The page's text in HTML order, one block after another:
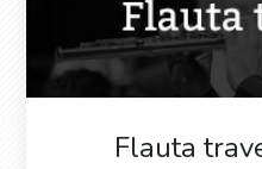
Flauta